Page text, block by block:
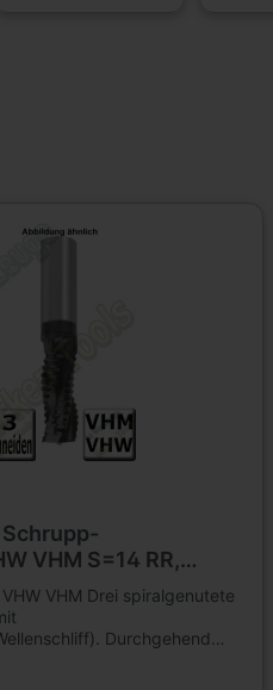
VHM S=14 RR,
VHM Drei spiralgenutete
Durchgehend
Beschichtung für höhere